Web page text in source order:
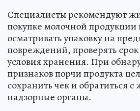
Специалисты рекомендуют
покупке молочной продукции
осматривать упаковку на
повреждений, проверять
условия хранения. При
признаков порчи продукта
сохранить чек и обратиться с
надзорные органы.